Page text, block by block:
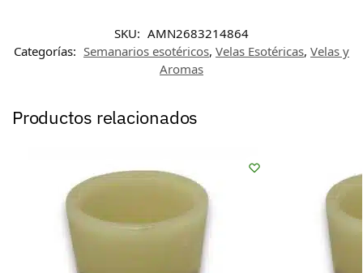
SKU: AMN2683214864
Categorías: Semanarios esotéricos, Velas Esotéricas, Velas y
Aromas
Productos relacionados